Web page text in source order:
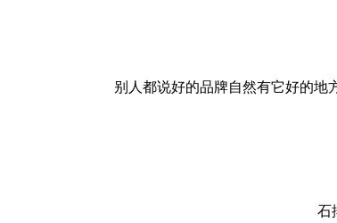
别人都说好的品牌自然有它好的地
石